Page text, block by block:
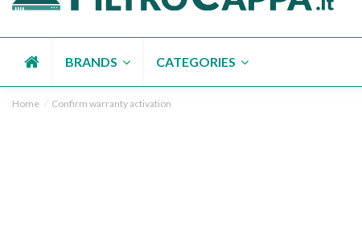
BRANDS CATEGORIES
Home Confirm warranty activation